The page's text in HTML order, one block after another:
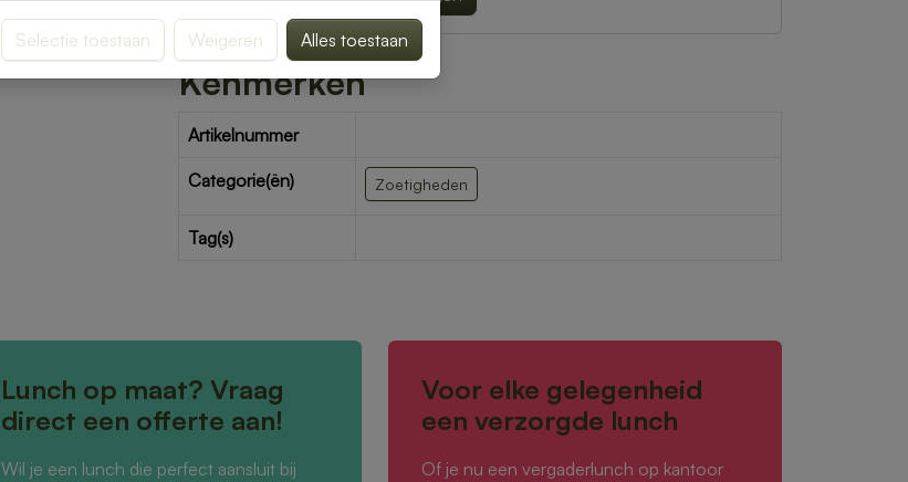
Kenmerken
Artikelnummer
Categorie(ën) Zoetigheden
Tag(s)
Lunch op maat? Vraag
direct een offerte aan!
Wil je een lunch die perfect aansluit bij
Voor elke gelegenheid
een verzorgde lunch
Of je nu een vergaderlunch op kantoor
Selectie toestaan Weigeren Alles toestaan